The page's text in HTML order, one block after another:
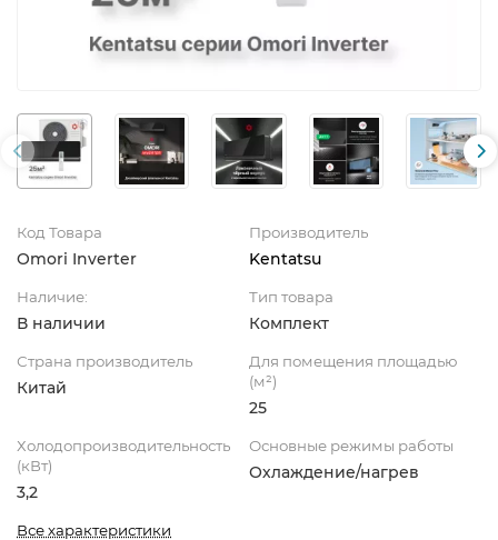
Код Товара
Omori Inverter
Производитель
Kentatsu
Наличие:
В наличии
Тип товара
Комплект
Страна производитель
Китай
Для помещения площадью
(м²)
25
Холодопроизводительность
(кВт)
3,2
Основные режимы работы
Охлаждение/нагрев
Все характеристики